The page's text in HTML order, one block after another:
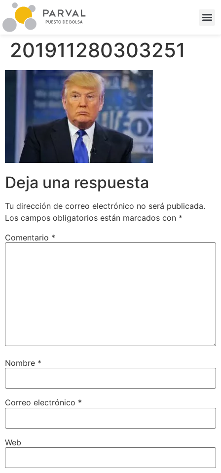
201911280303251
Deja una respuesta
Tu dirección de correo electrónico no será publicada.
Los campos obligatorios están marcados con *
Comentario *
Nombre *
Correo electrónico *
Web